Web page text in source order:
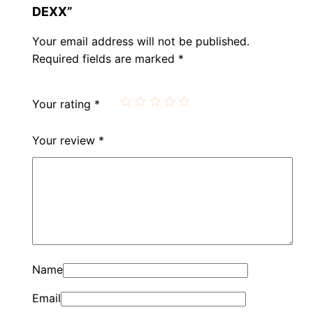
DEXX”
Your email address will not be published.
Required fields are marked *
Your rating *
Your review *
Name
Email